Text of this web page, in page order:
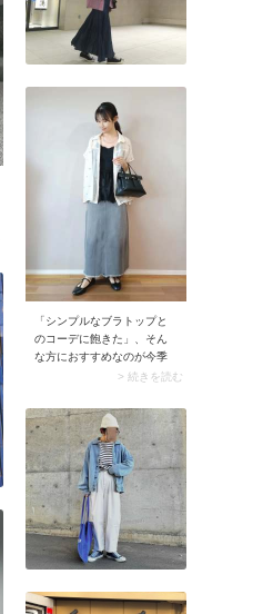
「シンプルなブラトップと
のコーデに飽きた」、そん
な方におすすめなのが今季
らしいレースキャミソー
胸元のレースがさりげない
タイプを選ぶと、上品に着
こなせます。色味のおすす
めは黒ワンカラーのタイ
プ。落ち着いた印象に仕上
がり大人にぴったりです。
しかもシアートップスの色
を選ばずに合わせられます
よ。
> 続きを読む